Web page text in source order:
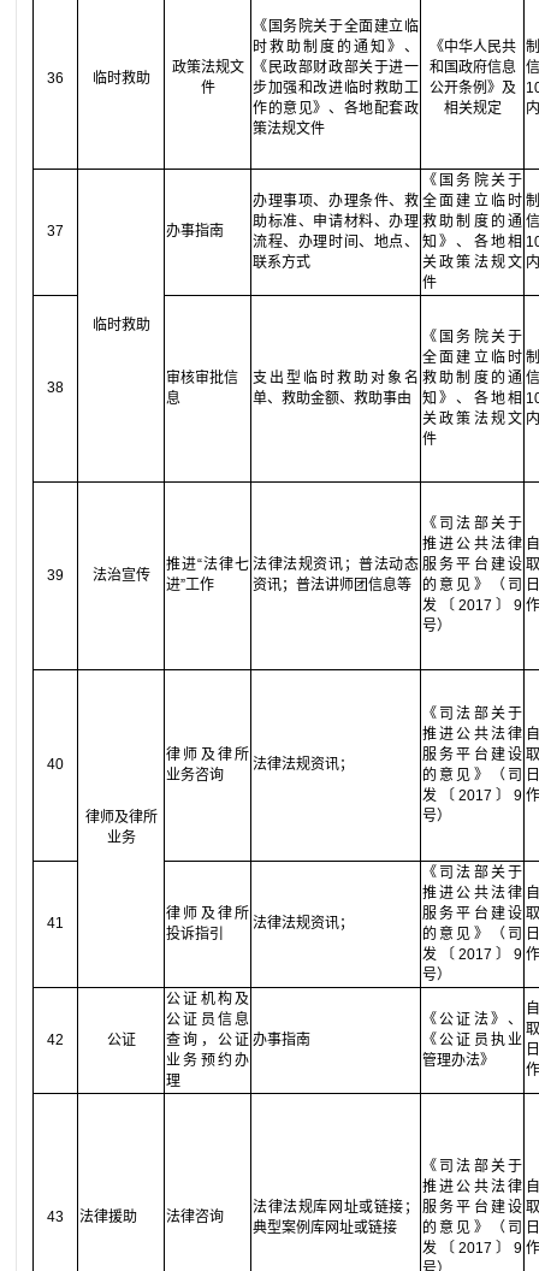
36 临时救助
政策法规文
件
《国务院关于全面建立临
时救助制度的通知》、
《民政部财政部关于进一
步加强和改进临时救助工
作的意见》、各地配套政
策法规文件
《中华人民共
和国政府信息
公开条例》及
相关规定
37
临时救助
办事指南
办理事项、办理条件、救
助标准、申请材料、办理
流程、办理时间、地点、
联系方式
《国务院关于
全面建立临时
救助制度的通
知》、各地相
关政策法规文
件
38
审核审批信
息
支出型临时救助对象名
单、救助金额、救助事由
《国务院关于
全面建立临时
救助制度的通
知》、各地相
关政策法规文
件
39 法治宣传
推进“法律七
进”工作
法律法规资讯；普法动态
资讯；普法讲师团信息等
《司法部关于
推进公共法律
服务平台建设
的意见》（司
发〔2017〕9
号）
40
律师及律所
业务
律师及律所
业务咨询
法律法规资讯；
《司法部关于
推进公共法律
服务平台建设
的意见》（司
发〔2017〕9
号）
41
律师及律所
投诉指引
法律法规资讯；
《司法部关于
推进公共法律
服务平台建设
的意见》（司
发〔2017〕9
号）
42 公证
公证机构及
公证员信息
查询，公证
业务预约办
理
办事指南
《公证法》、
《公证员执业
管理办法》
43 法律援助 法律咨询
法律法规库网址或链接；
典型案例库网址或链接
《司法部关于
推进公共法律
服务平台建设
的意见》（司
发〔2017〕9